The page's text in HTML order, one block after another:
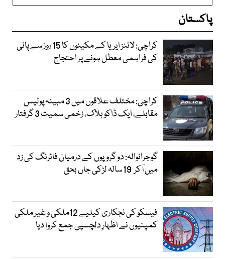
پاکستان
کراچی: لائنز ایریا کے مکینوں کا 15 روز سے پانی
کی فراہمی معطل ہونے پر احتجاج
کراچی: مختلف علاقوں میں 3 مبینہ پولیس
مقابلے، ایک ڈاکو ہلاک، زخمی سمیت 3 گرفتار
گوجرانوالہ: دو گروپوں کے درمیان فائرنگ کی زد
میں آکر 19 سالہ لڑکی جاں بحق
فیسکو کی نجکاری کیلیے 12ملکی و غیر ملکی
کمپنیوں نے اظہارِ دلچسپی جمع کروا دیا